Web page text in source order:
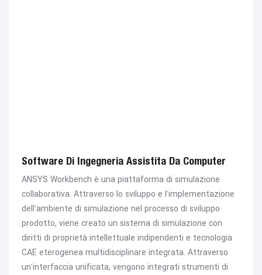
Software Di Ingegneria Assistita Da Computer
ANSYS Workbench è una piattaforma di simulazione
collaborativa. Attraverso lo sviluppo e l'implementazione
dell'ambiente di simulazione nel processo di sviluppo
prodotto, viene creato un sistema di simulazione con
diritti di proprietà intellettuale indipendenti e tecnologia
CAE eterogenea multidisciplinare integrata. Attraverso
un'interfaccia unificata, vengono integrati strumenti di